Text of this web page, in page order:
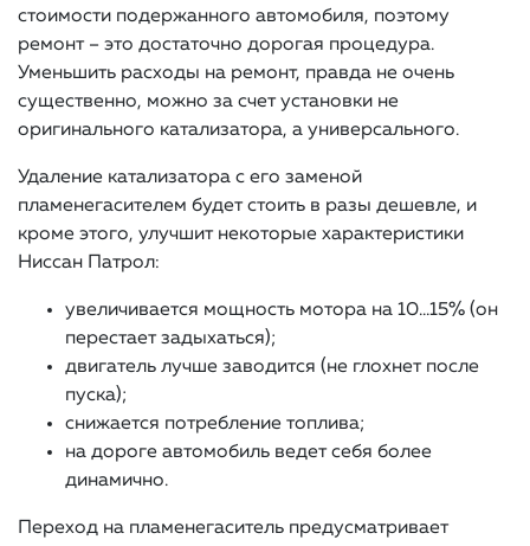
стоимости подержанного автомобиля, поэтому
ремонт – это достаточно дорогая процедура.
Уменьшить расходы на ремонт, правда не очень
существенно, можно за счет установки не
оригинального катализатора, а универсального.
Удаление катализатора с его заменой
пламенегасителем будет стоить в разы дешевле, и
кроме этого, улучшит некоторые характеристики
Ниссан Патрол:
увеличивается мощность мотора на 10…15% (он
перестает задыхаться);
двигатель лучше заводится (не глохнет после
пуска);
снижается потребление топлива;
на дороге автомобиль ведет себя более
динамично.
Переход на пламенегаситель предусматривает